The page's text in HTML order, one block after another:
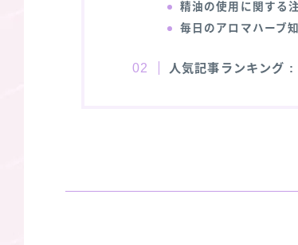
精油の使用に関する
毎日のアロマハーブ
人気記事ランキング :